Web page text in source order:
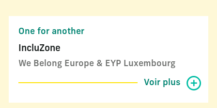
One for another
IncluZone
We Belong Europe & EYP Luxembourg
Voir plus